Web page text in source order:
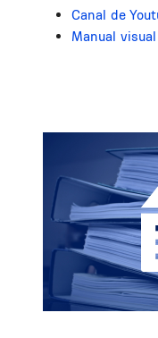
Canal de
Manual